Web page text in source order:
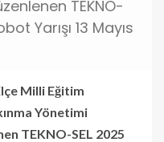
TEKNO-
Yarışı 13 Mayıs
Milli Eğitim
Yönetimi
TEKNO-SEL 2025